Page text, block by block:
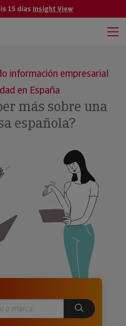
15 días Insight View
información empresarial
en España
más sobre una
española?